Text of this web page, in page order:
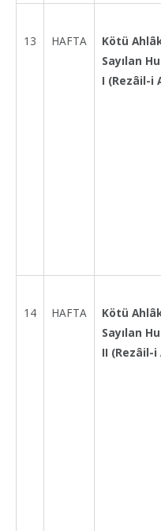
13 HAFTA
Kötü
Sayılan
I (Rezâil-i
14 HAFTA
Kötü
Sayılan
II (Rezâil-i